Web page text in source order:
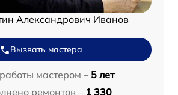
Александрович Иванов
Вызвать мастера
мастером – 5 лет
ремонтов – 1 330